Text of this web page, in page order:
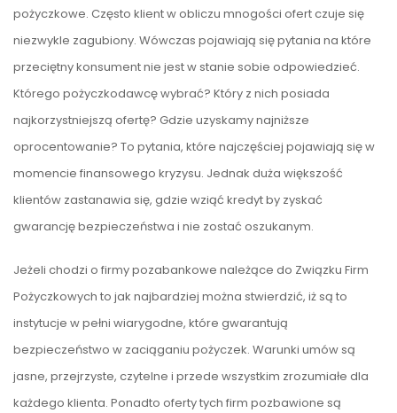
pożyczkowe. Często klient w obliczu mnogości ofert czuje się
niezwykle zagubiony. Wówczas pojawiają się pytania na które
przeciętny konsument nie jest w stanie sobie odpowiedzieć.
Którego pożyczkodawcę wybrać? Który z nich posiada
najkorzystniejszą ofertę? Gdzie uzyskamy najniższe
oprocentowanie? To pytania, które najczęściej pojawiają się w
momencie finansowego kryzysu. Jednak duża większość
klientów zastanawia się, gdzie wziąć kredyt by zyskać
gwarancję bezpieczeństwa i nie zostać oszukanym.
Jeżeli chodzi o firmy pozabankowe należące do Związku Firm
Pożyczkowych to jak najbardziej można stwierdzić, iż są to
instytucje w pełni wiarygodne, które gwarantują
bezpieczeństwo w zaciąganiu pożyczek. Warunki umów są
jasne, przejrzyste, czytelne i przede wszystkim zrozumiałe dla
każdego klienta. Ponadto oferty tych firm pozbawione są